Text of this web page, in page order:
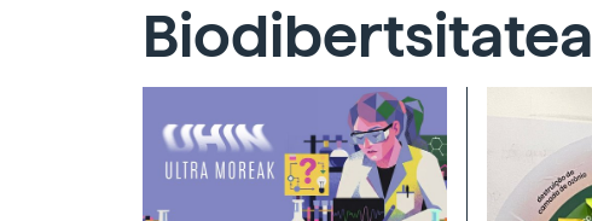
Biodibertsitatea